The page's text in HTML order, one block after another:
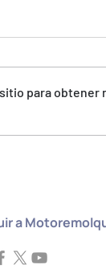
para obtener
a